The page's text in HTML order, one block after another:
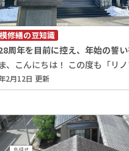
周年を目前に控え、年始の誓
2月12日 更新
修繕の豆知識